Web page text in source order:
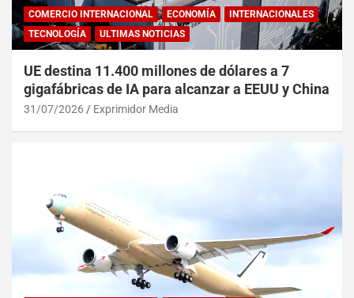
COMERCIO INTERNACIONAL ECONOMÍA
INTERNACIONALES
TECNOLOGÍA
ULTIMAS NOTICIAS
UE destina 11.400 millones de dólares a 7
gigafábricas de IA para alcanzar a EEUU y China
31/07/2026 Exprimidor Media